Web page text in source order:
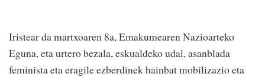
Iristear da martxoaren 8a, Emakumearen Nazioarteko
Eguna, eta urtero bezala, eskualdeko udal, asanblada
feminista eta eragile ezberdinek hainbat mobilizazio eta